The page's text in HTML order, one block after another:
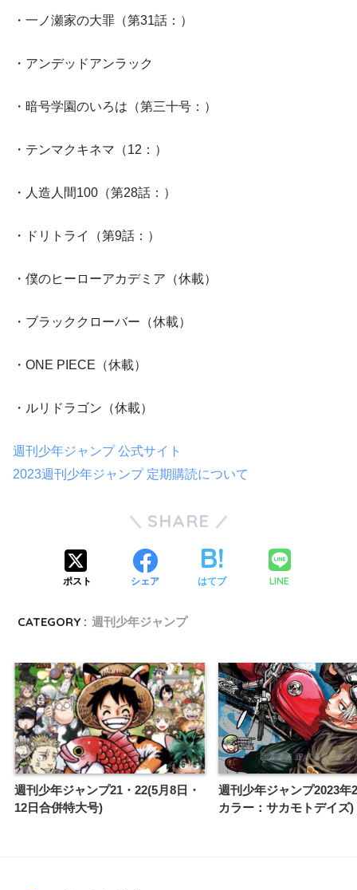
・一ノ瀬家の大罪（第31話：）
・アンデッドアンラック
・暗号学園のいろは（第三十号：）
・テンマクキネマ（12：）
・人造人間100（第28話：）
・ドリトライ（第9話：）
・僕のヒーローアカデミア（休載）
・ブラッククローバー（休載）
・ONE PIECE（休載）
・ルリドラゴン（休載）
週刊少年ジャンプ 公式サイト
2023週刊少年ジャンプ 定期購読について
SHARE
ポスト シェア はてブ LINE
CATEGORY : 週刊少年ジャンプ
週刊少年ジャンプ21・22(5月8日・
12日合併特大号)
週刊少年ジャンプ2023年
カラー：サカモトデイズ)